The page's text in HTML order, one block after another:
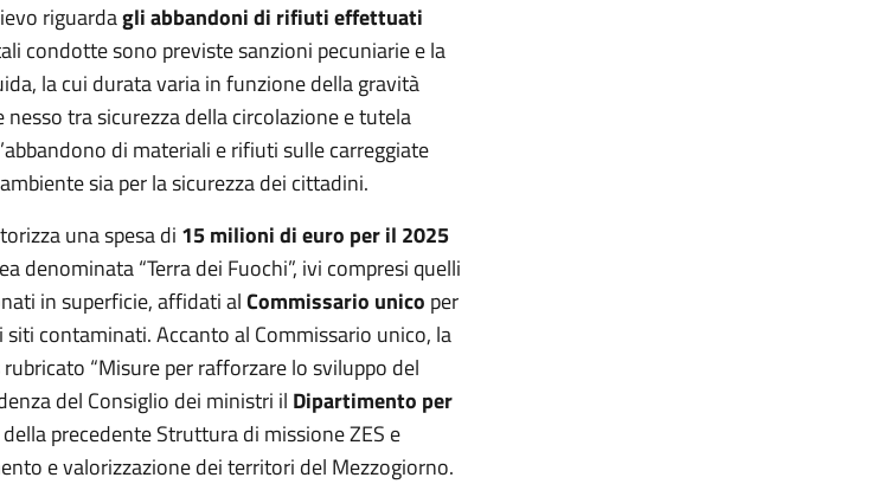
riguardagli abbandoni di rifiuti effettuati
condotte sono previste sanzioni pecuniarie e la
la cui durata varia in funzione della gravità
tra sicurezza della circolazione e tutela
di materiali e rifiuti sulle carreggiate
sia per la sicurezza dei cittadini.
una spesa di 15 milioni di euro per il 2025
denominata “Terra dei Fuochi”, ivi compresi quelli
in superficie, affidati alCommissario unico per
contaminati. Accanto al Commissario unico, la
“Misure per rafforzare lo sviluppo del
del Consiglio dei ministri il Dipartimento per
precedente Struttura di missione ZES e
e valorizzazione dei territori del Mezzogiorno.